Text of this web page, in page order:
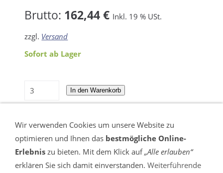
Brutto: 162,44 € Inkl. 19 % USt.
zzgl. Versand
Sofort ab Lager
In den Warenkorb
Wir verwenden Cookies um unsere Website zu
optimieren und Ihnen das bestmögliche Online-
Erlebnis zu bieten. Mit dem Klick auf„Alle erlauben“
erklären Sie sich damit einverstanden. Weiterführende